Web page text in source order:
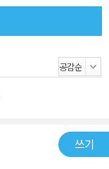
쓰기